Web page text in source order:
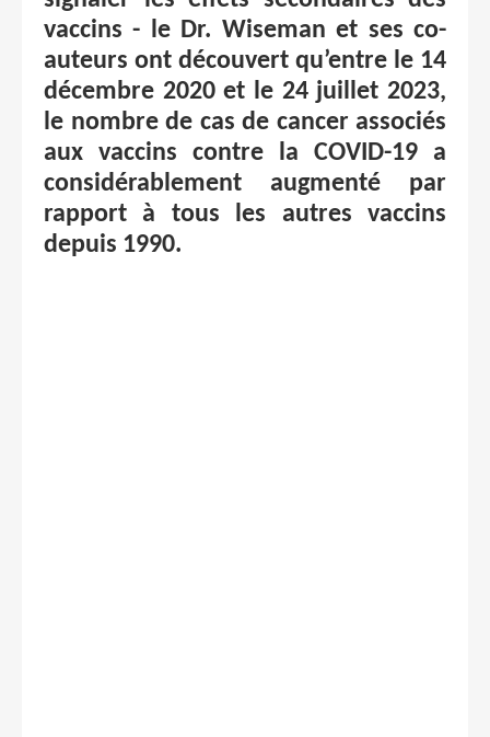
vaccins - le Dr. Wiseman et ses co-
auteurs ont découvert qu’entre le 14
décembre 2020 et le 24 juillet 2023,
le nombre de cas de cancer associés
aux vaccins contre la COVID-19 a
considérablement augmenté par
rapport à tous les autres vaccins
depuis 1990.